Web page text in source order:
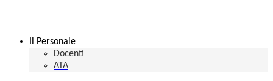
Il Personale
Docenti
ATA